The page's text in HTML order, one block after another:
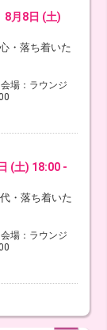
8月8日 (土)
・落ち着いた
会場：ラウンジ
(土) 18:00 -
・落ち着いた
会場：ラウンジ